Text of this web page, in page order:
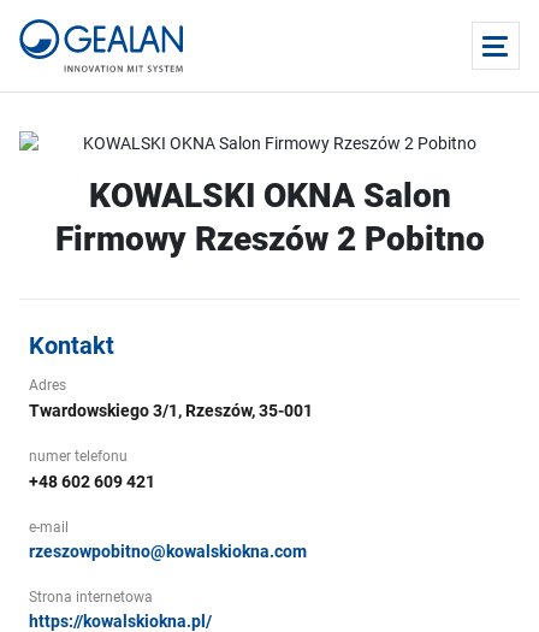
KOWALSKI OKNA Salon
Firmowy Rzeszów 2 Pobitno
Kontakt
Adres
Twardowskiego 3/1, Rzeszów, 35-001
numer telefonu
+48 602 609 421
e-mail
rzeszowpobitno@kowalskiokna.com
Strona internetowa
https://kowalskiokna.pl/